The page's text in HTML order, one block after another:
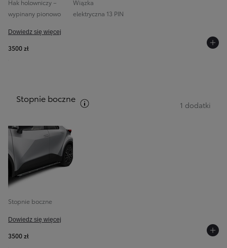
Hak holowniczy –
wypinany pionowo
Wiązka
elektryczna 13 PIN
Dowiedz się więcej
3500 zł
Stopnie boczne
1 dodatki
Stopnie boczne
Dowiedz się więcej
3500 zł